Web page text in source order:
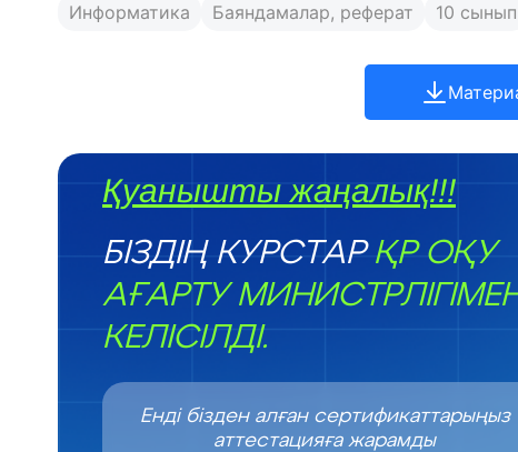
Информатика Баяндамалар, реферат 10 сынып
Қуанышты жаңалық!!!
БІЗДІҢ КУРСТАР ҚР ОҚУ
АҒАРТУ
КЕЛІСІЛДІ.
Енді бізден алған сертификаттарыңыз
аттестацияға жарамды